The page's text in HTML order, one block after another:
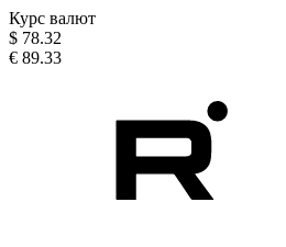
Курс валют
$ 78.32
€ 89.33